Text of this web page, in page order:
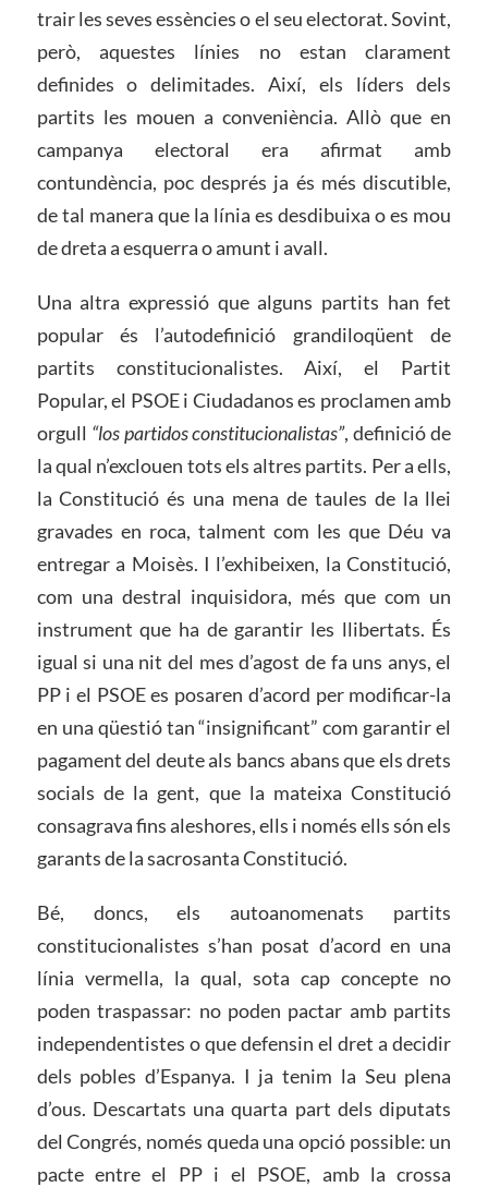
trair les seves essències o el seu electorat. Sovint,
però, aquestes línies no estan clarament
definides o delimitades. Així, els líders dels
partits les mouen a conveniència. Allò que en
campanya electoral era afirmat amb
contundència, poc després ja és més discutible,
de tal manera que la línia es desdibuixa o es mou
de dreta a esquerra o amunt i avall.
Una altra expressió que alguns partits han fet
popular és l’autodefinició grandiloqüent de
partits constitucionalistes. Així, el Partit
Popular, el PSOE i Ciudadanos es proclamen amb
orgull “los partidos constitucionalistas”, definició de
la qual n’exclouen tots els altres partits. Per a ells,
la Constitució és una mena de taules de la llei
gravades en roca, talment com les que Déu va
entregar a Moisès. I l’exhibeixen, la Constitució,
com una destral inquisidora, més que com un
instrument que ha de garantir les llibertats. És
igual si una nit del mes d’agost de fa uns anys, el
PP i el PSOE es posaren d’acord per modificar-la
en una qüestió tan “insignificant” com garantir el
pagament del deute als bancs abans que els drets
socials de la gent, que la mateixa Constitució
consagrava fins aleshores, ells i només ells són els
garants de la sacrosanta Constitució.
Bé, doncs, els autoanomenats partits
constitucionalistes s’han posat d’acord en una
línia vermella, la qual, sota cap concepte no
poden traspassar: no poden pactar amb partits
independentistes o que defensin el dret a decidir
dels pobles d’Espanya. I ja tenim la Seu plena
d’ous. Descartats una quarta part dels diputats
del Congrés, només queda una opció possible: un
pacte entre el PP i el PSOE, amb la crossa